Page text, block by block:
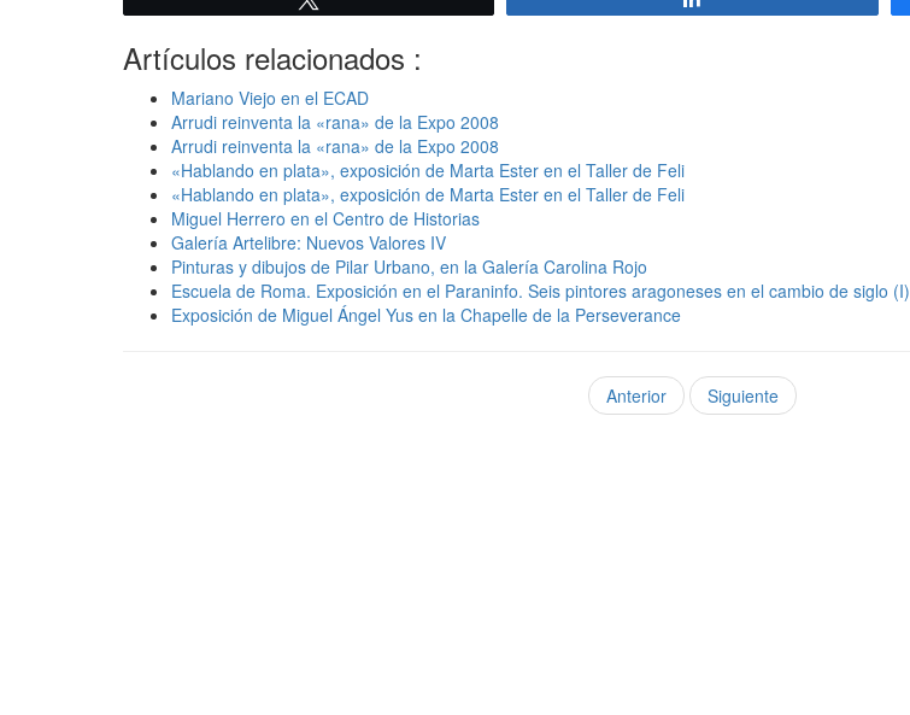
Artículos relacionados :
Mariano Viejo en el ECAD
Arrudi reinventa la «rana» de la Expo 2008
Arrudi reinventa la «rana» de la Expo 2008
«Hablando en plata», exposición de Marta Ester en el Taller de Feli
«Hablando en plata», exposición de Marta Ester en el Taller de Feli
Miguel Herrero en el Centro de Historias
Galería Artelibre: Nuevos Valores IV
Pinturas y dibujos de Pilar Urbano, en la Galería Carolina Rojo
Escuela de Roma. Exposición en el Paraninfo. Seis pintores aragoneses en el cambio de siglo (I)
Exposición de Miguel Ángel Yus en la Chapelle de la Perseverance
Anterior Siguiente